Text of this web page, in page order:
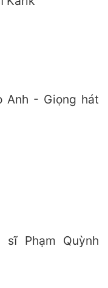
Anh - Giọng hát
Phạm Quỳnh